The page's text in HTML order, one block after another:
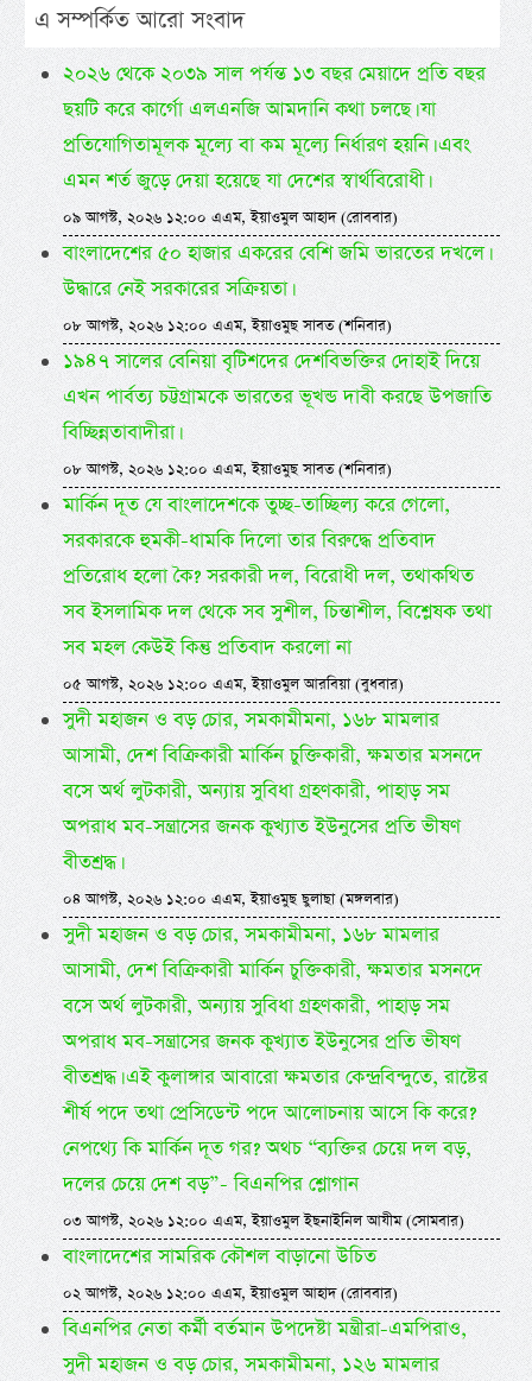
এ সম্পর্কিত আরো সংবাদ
২০২৬ থেকে ২০৩৯ সাল পর্যন্ত ১৩ বছর মেয়াদে প্রতি বছর
ছয়টি করে কার্গো এলএনজি আমদানি কথা চলছে। যা
প্রতিযোগিতামূলক মূল্যে বা কম মূল্যে নির্ধারণ হয়নি। এবং
এমন শর্ত জুড়ে দেয়া হয়েছে যা দেশের স্বার্থবিরোধী।
০৯ আগস্ট, ২০২৬ ১২:০০ এএম, ইয়াওমুল আহাদ (রোববার)
বাংলাদেশের ৫০ হাজার একরের বেশি জমি ভারতের দখলে।
উদ্ধারে নেই সরকারের সক্রিয়তা।
০৮ আগস্ট, ২০২৬ ১২:০০ এএম, ইয়াওমুছ সাবত (শনিবার)
১৯৪৭ সালের বেনিয়া বৃটিশদের দেশবিভক্তির দোহাই দিয়ে
এখন পার্বত্য চট্টগ্রামকে ভারতের ভূখন্ড দাবী করছে উপজাতি
বিচ্ছিন্নতাবাদীরা।
০৮ আগস্ট, ২০২৬ ১২:০০ এএম, ইয়াওমুছ সাবত (শনিবার)
মার্কিন দূত যে বাংলাদেশকে তুচ্ছ-তাচ্ছিল্য করে গেলো,
সরকারকে হুমকী-ধামকি দিলো তার বিরুদ্ধে প্রতিবাদ
প্রতিরোধ হলো কৈ? সরকারী দল, বিরোধী দল, তথাকথিত
সব ইসলামিক দল থেকে সব সুশীল, চিন্তাশীল, বিশ্লেষক তথা
সব মহল কেউই কিন্তু প্রতিবাদ করলো না
০৫ আগস্ট, ২০২৬ ১২:০০ এএম, ইয়াওমুল আরবিয়া (বুধবার)
সুদী মহাজন ও বড় চোর, সমকামীমনা, ১৬৮ মামলার
আসামী, দেশ বিক্রিকারী মার্কিন চুক্তিকারী, ক্ষমতার মসনদে
বসে অর্থ লুটকারী, অন্যায় সুবিধা গ্রহণকারী, পাহাড় সম
অপরাধ মব-সন্ত্রাসের জনক কুখ্যাত ইউনুসের প্রতি ভীষণ
বীতশ্রদ্ধ।
০৪ আগস্ট, ২০২৬ ১২:০০ এএম, ইয়াওমুছ ছুলাছা (মঙ্গলবার)
সুদী মহাজন ও বড় চোর, সমকামীমনা, ১৬৮ মামলার
আসামী, দেশ বিক্রিকারী মার্কিন চুক্তিকারী, ক্ষমতার মসনদে
বসে অর্থ লুটকারী, অন্যায় সুবিধা গ্রহণকারী, পাহাড় সম
অপরাধ মব-সন্ত্রাসের জনক কুখ্যাত ইউনুসের প্রতি ভীষণ
বীতশ্রদ্ধ। এই কুলাঙ্গার আবারো ক্ষমতার কেন্দ্রবিন্দুতে, রাষ্টের
শীর্ষ পদে তথা প্রেসিডেন্ট পদে আলোচনায় আসে কি করে?
নেপথ্যে কি মার্কিন দূত গর? অথচ “ব্যক্তির চেয়ে দল বড়,
দলের চেয়ে দেশ বড়”- বিএনপির শ্লোগান
০৩ আগস্ট, ২০২৬ ১২:০০ এএম, ইয়াওমুল ইছনাইনিল আযীম (সোমবার)
বাংলাদেশের সামরিক কৌশল বাড়ানো উচিত
০২ আগস্ট, ২০২৬ ১২:০০ এএম, ইয়াওমুল আহাদ (রোববার)
বিএনপির নেতা কর্মী বর্তমান উপদেষ্টা মন্ত্রীরা-এমপিরাও,
সুদী মহাজন ও বড় চোর, সমকামীমনা, ১২৬ মামলার